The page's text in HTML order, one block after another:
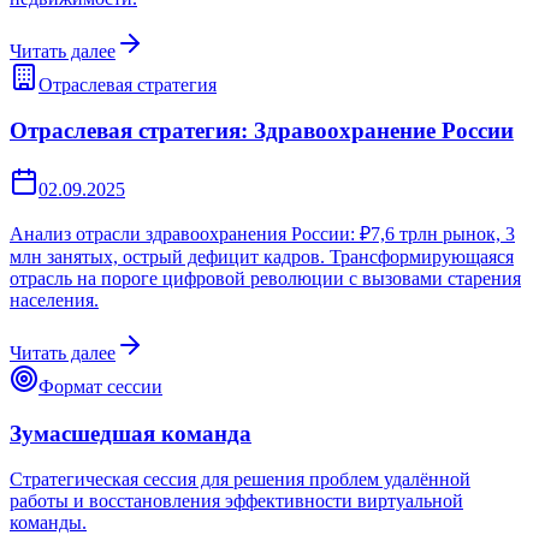
Читать далее
Отраслевая стратегия
Отраслевая стратегия: Здравоохранение России
02.09.2025
Анализ отрасли здравоохранения России: ₽7,6 трлн рынок, 3
млн занятых, острый дефицит кадров. Трансформирующаяся
отрасль на пороге цифровой революции с вызовами старения
населения.
Читать далее
Формат сессии
Зумасшедшая команда
Стратегическая сессия для решения проблем удалённой
работы и восстановления эффективности виртуальной
команды.